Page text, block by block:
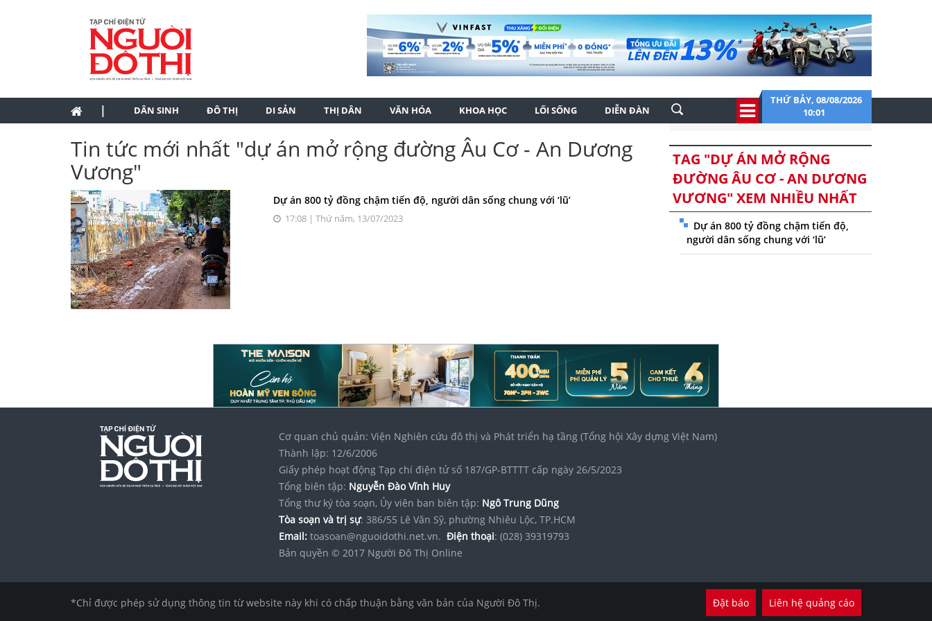
| DÂN SINH ĐÔ THỊ DI SẢN THỊ DÂN VĂN HÓA KHOA HỌC LỐI SỐNG DIỄN ĐÀN
THỨ BẢY, 08/08/2026
10:01
Tin tức mới nhất "dự án mở rộng đường Âu Cơ - An Dương
Vương"
Dự án 800 tỷ đồng chậm tiến độ, người dân sống chung với ‘lũ’
17:08 | Thứ năm, 13/07/2023
TAG "DỰ ÁN MỞ RỘNG
ĐƯỜNG ÂU CƠ - AN DƯƠNG
VƯƠNG" XEM NHIỀU NHẤT
Dự án 800 tỷ đồng chậm tiến độ,
người dân sống chung với ‘lũ’
Cơ quan chủ quản: Viện Nghiên cứu đô thị và Phát triển hạ tầng (Tổng hội Xây dựng Việt Nam)
Thành lập: 12/6/2006
Giấy phép hoạt động Tạp chí điện tử số 187/GP-BTTTT cấp ngày 26/5/2023
Tổng biên tập: Nguyễn Đào Vĩnh Huy
Tổng thư ký tòa soạn, Ủy viên ban biên tập: Ngô Trung Dũng
Tòa soạn và trị sự: 386/55 Lê Văn Sỹ, phường Nhiêu Lộc, TP.HCM
Email: toasoan@nguoidothi.net.vn. Điện thoại: (028) 39319793
Bản quyền © 2017 Người Đô Thị Online
*Chỉ được phép sử dụng thông tin từ website này khi có chấp thuận bằng văn bản của Người Đô Thị. Đặt báo Liên hệ quảng cáo